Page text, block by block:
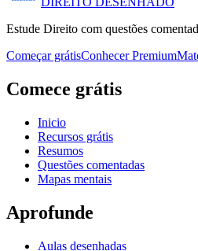
Estude Direito com questões
Começar grátisConhecer Premium
Comece grátis
Inicio
Recursos grátis
Resumos
Questões comentadas
Mapas mentais
Aprofunde
Aulas desenhadas